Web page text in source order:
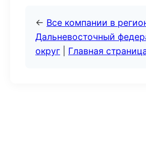
← Все компании в
Дальневосточный
округ
Главная